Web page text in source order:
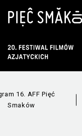
16. AFF Pięć
Smaków